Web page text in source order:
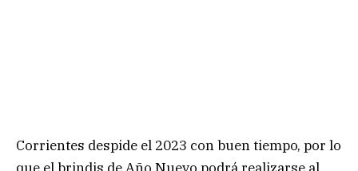
Corrientes despide el 2023 con buen tiempo, por lo